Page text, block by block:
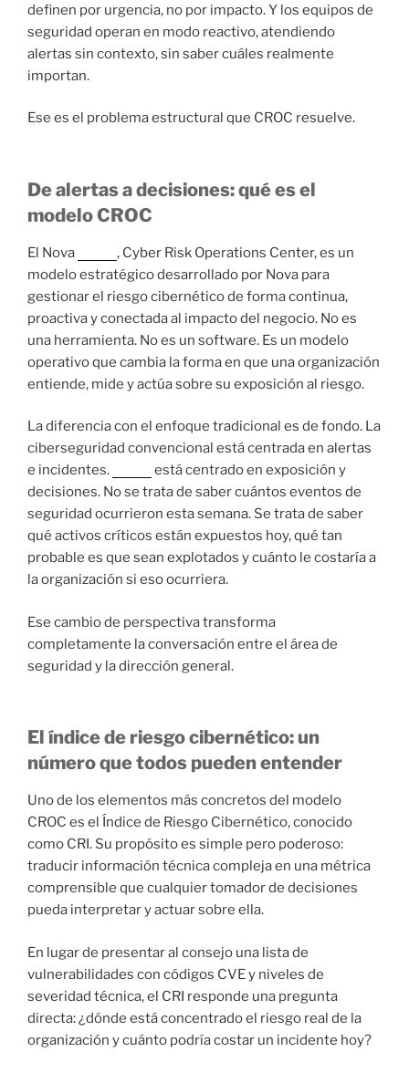
definen por urgencia, no por impacto. Y los equipos de
seguridad operan en modo reactivo, atendiendo
alertas sin contexto, sin saber cuáles realmente
importan.
Ese es el problema estructural que CROC resuelve.
De alertas a decisiones: qué es el
modelo CROC
El Nova
, Cyber Risk Operations Center, es un
modelo estratégico desarrollado por Nova para
gestionar el riesgo cibernético de forma continua,
proactiva y conectada al impacto del negocio. No es
una herramienta. No es un software. Es un modelo
operativo que cambia la forma en que una organización
entiende, mide y actúa sobre su exposición al riesgo.
La diferencia con el enfoque tradicional es de fondo. La
ciberseguridad convencional está centrada en alertas
e incidentes.
está centrado en exposición y
decisiones. No se trata de saber cuántos eventos de
seguridad ocurrieron esta semana. Se trata de saber
qué activos críticos están expuestos hoy, qué tan
probable es que sean explotados y cuánto le costaría a
la organización si eso ocurriera.
Ese cambio de perspectiva transforma
completamente la conversación entre el área de
seguridad y la dirección general.
El índice de riesgo cibernético: un
número que todos pueden entender
Uno de los elementos más concretos del modelo
CROC es el Índice de Riesgo Cibernético, conocido
como CRI. Su propósito es simple pero poderoso:
traducir información técnica compleja en una métrica
comprensible que cualquier tomador de decisiones
pueda interpretar y actuar sobre ella.
En lugar de presentar al consejo una lista de
vulnerabilidades con códigos CVE y niveles de
severidad técnica, el CRI responde una pregunta
directa: ¿dónde está concentrado el riesgo real de la
organización y cuánto podría costar un incidente hoy?